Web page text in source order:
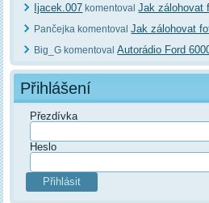
Ijacek.007 komentovalJak zálohovat
Pančejka komentovalJak zálohovat
Big_G komentovalAutorádio Ford
Přihlášení
Přezdívka
Heslo